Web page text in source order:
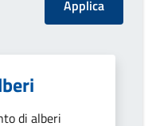
di alberi